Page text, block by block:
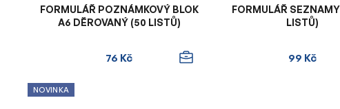
FORMULÁŘ POZNÁMKOVÝ BLOK
A6 DĚROVANÝ (50 LISTŮ)
76 Kč
FORMULÁŘ
LISTŮ)
99 Kč
NOVINKA